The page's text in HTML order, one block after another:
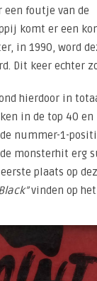
een foutje van de
komt er een
in 1990, word
Dit keer echter
hierdoor in
in de top 40
nummer-1-
monsterhit erg
plaats op
vinden op